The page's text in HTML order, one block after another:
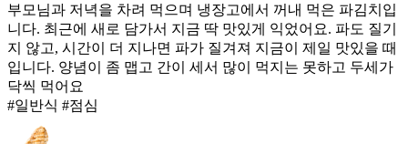
부모님과 저녁을 차려 먹으며 냉장고에서 꺼내 먹은 파김치입
니다. 최근에 새로 담가서 지금 딱 맛있게 익었어요. 파도 질기
지 않고, 시간이 더 지나면 파가 질겨져 지금이 제일 맛있을 때
입니다. 양념이 좀 맵고 간이 세서 많이 먹지는 못하고 두세가
닥씩 먹어요
#일반식 #점심